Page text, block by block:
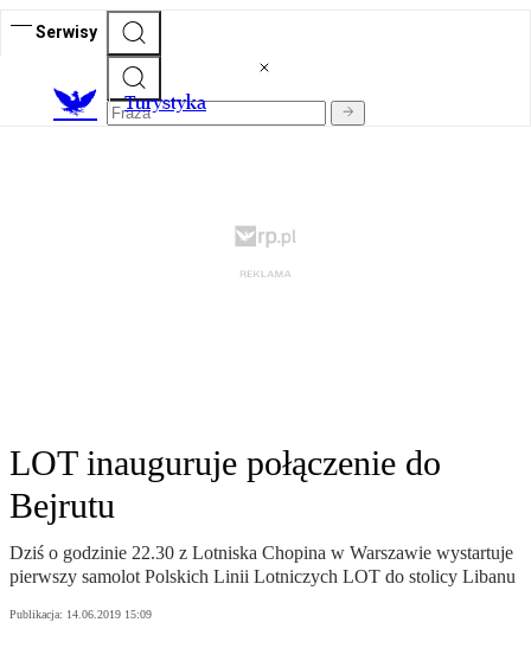
Serwisy
Turystyka
LOT inauguruje połączenie do
Bejrutu
Dziś o godzinie 22.30 z Lotniska Chopina w Warszawie wystartuje
pierwszy samolot Polskich Linii Lotniczych LOT do stolicy Libanu
Publikacja: 14.06.2019 15:09